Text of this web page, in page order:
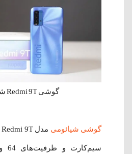
گوشی Redmi 9T شیائومی
گوشی شیائومی